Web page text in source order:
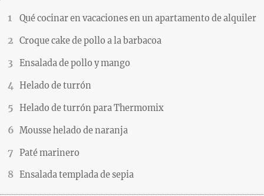
Qué cocinar en vacaciones en un apartamento de alquiler
Croque cake de pollo a la barbacoa
Ensalada de pollo y mango
Helado de turrón
Helado de turrón para Thermomix
Mousse helado de naranja
Paté marinero
Ensalada templada de sepia